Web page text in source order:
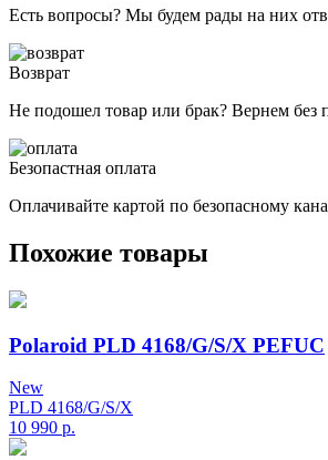
Есть вопросы? Мы будем рады на них
Возврат
Не подошел товар или брак? Вернем без
Безопастная оплата
Оплачивайте картой по безопасному
Похожие товары
Polaroid PLD 4168/G/S/X PEFUC
New
PLD 4168/G/S/X
10 990 р.